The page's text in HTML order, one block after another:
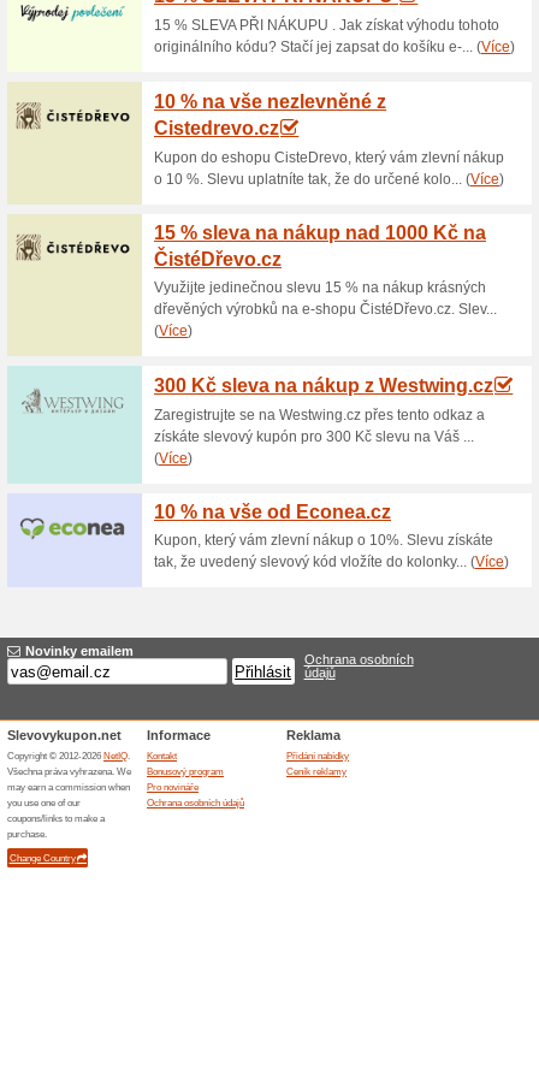
Aktuální slevy a
Doprava zdarma na
100% fungovalo
Akce
Vybrané zboží na Alfin-
Maxima 190 Synergic 230
Microprocesorem řízený
Synergic 230 V Telwin, 20-
drátem, i pro sváření s
nastavení, Ideální svářečka
Made in Italy.
Mnoho výhod s